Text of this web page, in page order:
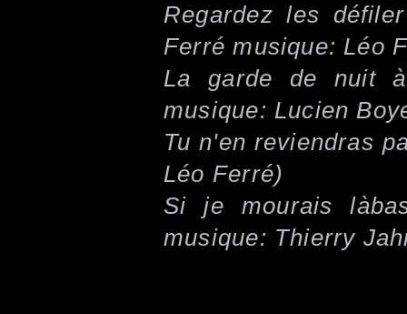
Regardez les défiler
Ferré musique: Léo
La garde de nuit à
musique: Lucien
Tu n'en reviendras
Léo Ferré)
Si je mourais
musique: Thierry